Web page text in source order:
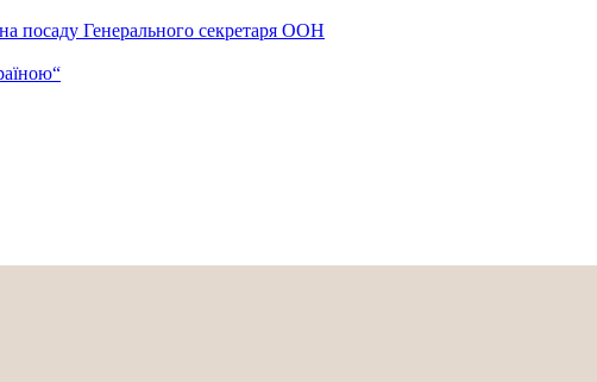
посаду Генерального секретаря ООН